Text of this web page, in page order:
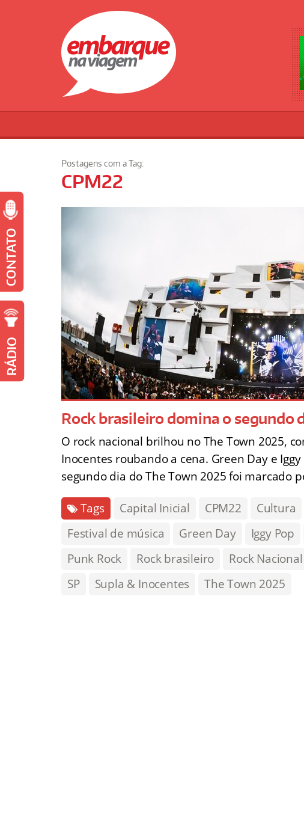
Postagens com a Tag:
CPM22
Rock brasileiro domina o segundo
O rock nacional brilhou no The Town 2025,
Inocentes roubando a cena. Green Day e
segundo dia do The Town 2025 foi marcado
Tags Capital Inicial CPM22 Cultura
Festival de música
Green Day Iggy Pop
Punk Rock
Rock brasileiro Rock Nacional
SP
Supla & Inocentes The Town 2025
CONTATO
RÁDIO